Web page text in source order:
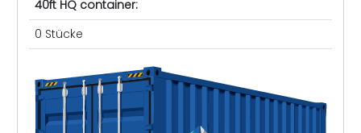
40ft HQ container:
0 Stücke